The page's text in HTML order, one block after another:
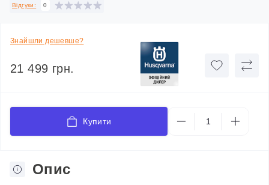
Відгуки: 0
Знайшли дешевше?
21 499 грн.
Купити
Опис